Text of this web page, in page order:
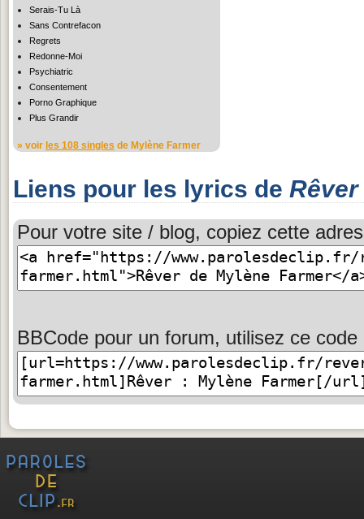
Serais-Tu Là
Sans Contrefacon
Regrets
Redonne-Moi
Psychiatric
Consentement
Porno Graphique
Plus Grandir
» voir les 108 singles de Mylène Farmer
Liens pour les lyrics de Rêver
Pour votre site / blog, copiez cette
BBCode pour un forum, utilisez ce code